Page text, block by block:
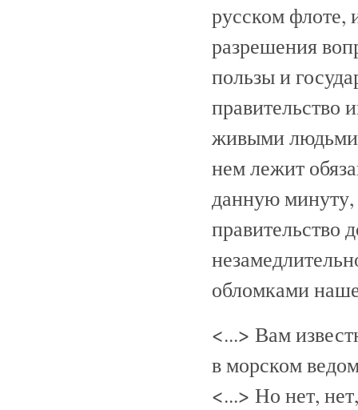
русском флоте,
разрешения
пользы и
правительство
живыми
нем лежит
данную минуту,
правительство
обломками
<...> Вам
в морском
<...> Но нет,